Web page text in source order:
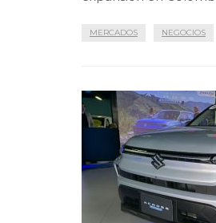
MERCADOS NEGOCIOS